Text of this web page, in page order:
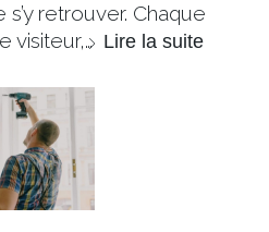
retrouver. Chaque
visiteur,… Lire la suite